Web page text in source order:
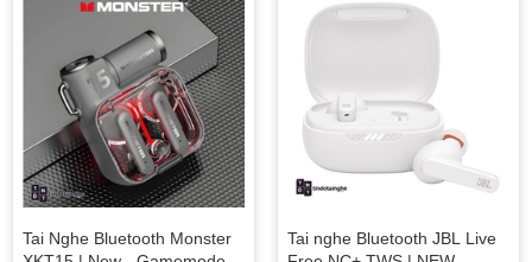
Tai Nghe Bluetooth Monster
Tai nghe Bluetooth JBL Live